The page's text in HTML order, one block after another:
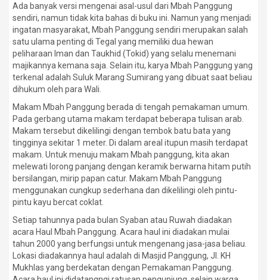
Ada banyak versi mengenai asal-usul dari Mbah Panggung
sendiri, namun tidak kita bahas di buku ini. Namun yang menjadi
ingatan masyarakat, Mbah Panggung sendiri merupakan salah
satu ulama penting di Tegal yang memiliki dua hewan
peliharaan Iman dan Taukhid (Tokid) yang selalu menemani
majikannya kemana saja. Selain itu, karya Mbah Panggung yang
terkenal adalah Suluk Marang Sumirang yang dibuat saat beliau
dihukum oleh para Wali.
Makam Mbah Panggung berada di tengah pemakaman umum.
Pada gerbang utama makam terdapat beberapa tulisan arab.
Makam tersebut dikelilingi dengan tembok batu bata yang
tingginya sekitar 1 meter. Di dalam areal itupun masih terdapat
makam. Untuk menuju makam Mbah panggung, kita akan
melewati lorong panjang dengan keramik berwarna hitam putih
bersilangan, mirip papan catur. Makam Mbah Panggung
menggunakan cungkup sederhana dan dikelilingi oleh pintu-
pintu kayu bercat coklat.
Setiap tahunnya pada bulan Syaban atau Ruwah diadakan
acara Haul Mbah Panggung. Acara haul ini diadakan mulai
tahun 2000 yang berfungsi untuk mengenang jasa-jasa beliau.
Lokasi diadakannya haul adalah di Masjid Panggung, Jl. KH
Mukhlas yang berdekatan dengan Pemakaman Panggung.